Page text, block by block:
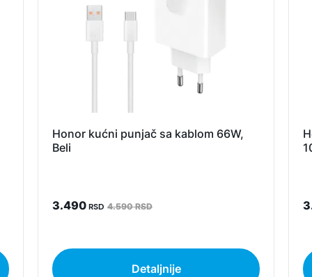
Honor kućni punjač sa kablom 66W,
Beli
3.490RSD 4.590 RSD
Detaljnije